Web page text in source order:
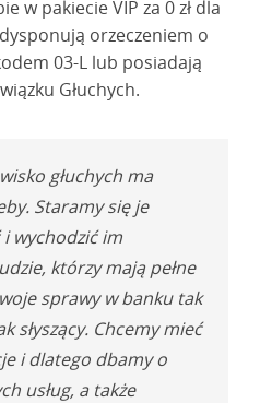
w pakiecie VIP za 0 zł dla
orzeczeniem o
03-L lub posiadają
Głuchych.
głuchych ma
Staramy się je
wychodzić im
którzy mają pełne
sprawy w banku tak
słyszący. Chcemy mieć
i dlatego dbamy o
usług, a także